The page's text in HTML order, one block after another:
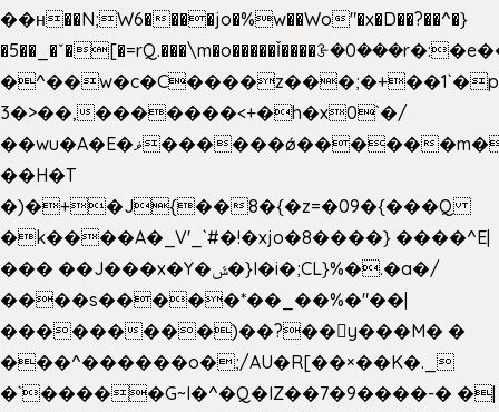
��н��N;W6����jo�%w��Wo"�x�D��?��^�}
�5��
3�>��,�������<+�h�x0`�/
��wu�A�E�ޥ������ǿ������m��d�C��9��e�D��1�2�/
��H�T
�)�+�J{��8�{�z=�09�{���Q
�k����A�_V'_`#�!�xjo�8����} ����^E|
��� ��J���x�Y�ݜ�}I�i�;CL}%�.�a�/
����s�����*��_��%�"��|
���������)��?��򥞾y���M� �
���^������o�;/AU�R[��×��K�._
�`�����G~I�^�Q�IZ��7�9����-� �|